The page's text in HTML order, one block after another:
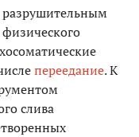
разрушительным
переедание. К
слива